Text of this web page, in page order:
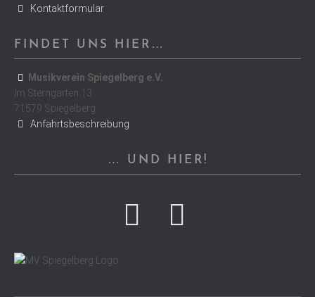
Kontaktformular
FINDET UNS HIER…
Musikverein Spiegelberg e.V.
Im Sterngarten 13
71579 Spiegelberg
Anfahrtsbeschreibung
… UND HIER!